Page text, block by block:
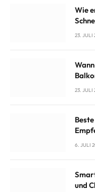
Wie
23. JULI
23. JULI
6. JULI
und